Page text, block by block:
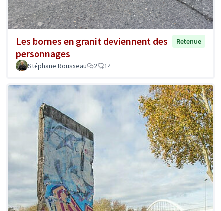
Les bornes en granit deviennent des
personnages
Retenue
Stéphane Rousseau 2 14